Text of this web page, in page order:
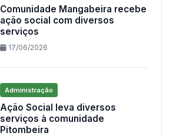
Comunidade Mangabeira recebe
ação social com diversos
serviços
17/06/2026
Administração
Ação Social leva diversos
serviços à comunidade
Pitombeira